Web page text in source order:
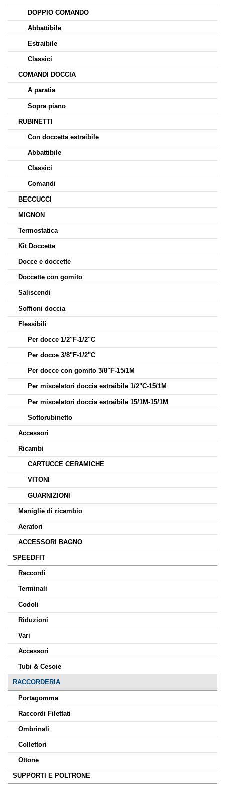
DOPPIO COMANDO
Abbattibile
Estraibile
Classici
COMANDI DOCCIA
A paratia
Sopra piano
RUBINETTI
Con doccetta estraibile
Abbattibile
Classici
Comandi
BECCUCCI
MIGNON
Termostatica
Kit Doccette
Docce e doccette
Doccette con gomito
Saliscendi
Soffioni doccia
Flessibili
Per docce 1/2"F-1/2"C
Per docce 3/8"F-1/2"C
Per docce con gomito 3/8"F-15/1M
Per miscelatori doccia estraibile 1/2"C-15/1M
Per miscelatori doccia estraibile 15/1M-15/1M
Sottorubinetto
Accessori
Ricambi
CARTUCCE CERAMICHE
VITONI
GUARNIZIONI
Maniglie di ricambio
Aeratori
ACCESSORI BAGNO
SPEEDFIT
Raccordi
Terminali
Codoli
Riduzioni
Vari
Accessori
Tubi & Cesoie
RACCORDERIA
Portagomma
Raccordi Filettati
Ombrinali
Collettori
Ottone
SUPPORTI E POLTRONE